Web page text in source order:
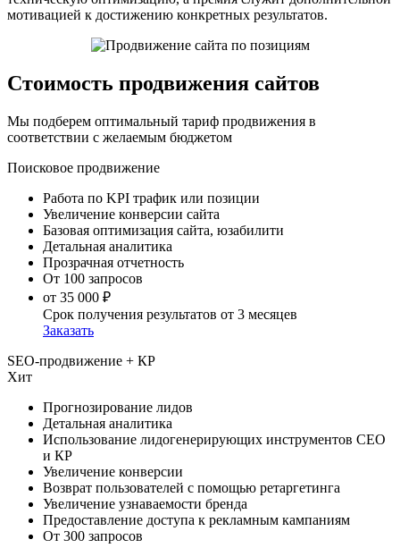
мотивацией к достижению конкретных результатов.
Стоимость продвижения сайтов
Мы подберем оптимальный тариф продвижения в
соответствии с желаемым бюджетом
Поисковое продвижение
Работа по KPI трафик или позиции
Увеличение конверсии сайта
Базовая оптимизация сайта, юзабилити
Детальная аналитика
Прозрачная отчетность
От 100 запросов
от 35 000 ₽
Срок получения результатов от 3 месяцев
Заказать
SEO-продвижение + КР
Хит
Прогнозирование лидов
Детальная аналитика
Использование лидогенерирующих инструментов СЕО
и КР
Увеличение конверсии
Возврат пользователей с помощью ретаргетинга
Увеличение узнаваемости бренда
Предоставление доступа к рекламным кампаниям
От 300 запросов